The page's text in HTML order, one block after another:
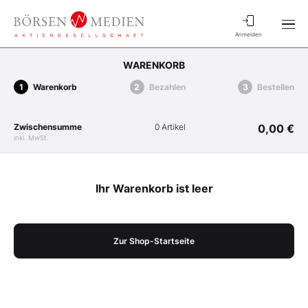
Anmelden
WARENKORB
Warenkorb Bezahlen Bestellen
Zwischensumme
inkl. MwSt.
0 Artikel 0,00 €
Ihr Warenkorb ist leer
Zur Shop-Startseite